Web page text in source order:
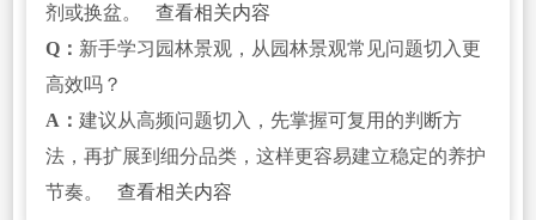
剂或换盆。
查看相关内容
Q： 新手学习园林景观，从园林景观常见问题切入更
高效吗？
A： 建议从高频问题切入，先掌握可复用的判断方
法，再扩展到细分品类，这样更容易建立稳定的养护
节奏。
查看相关内容